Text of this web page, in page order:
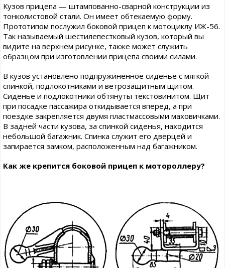
Кузов прицепа — штампованно-сварной конструкции из
тонколистовой стали. Он имеет обтекаемую форму.
Прототипом послужил боковой прицеп к мотоциклу ИЖ-56.
Так называемый шестилепестковый кузов, который вы
видите на верхнем рисунке, также может служить
образцом при изготовлении прицепа своими силами.
В кузов установлено подпружиненное сиденье с мягкой
спинкой, подлокотниками и ветрозащитным щитом.
Сиденье и подлокотники обтянуты текстовинитом. Щит
при посадке пассажира откидывается вперед, а при
поездке закрепляется двумя пластмассовыми маховичками.
В задней части кузова, за спинкой сиденья, находится
небольшой багажник. Спинка служит его дверцей и
запирается замком, расположенным над багажником.
Как же крепится боковой прицеп к мотороллеру?